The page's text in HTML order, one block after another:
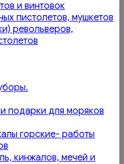
и винтовок
пистолетов, мушкетов
револьверов,
подарки для моряков
горские- работы
кинжалов, мечей и